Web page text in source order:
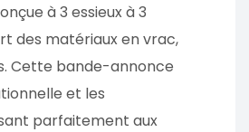
à 3 essieux à 3
des matériaux en vrac,
Cette bande-annonce
et les
parfaitement aux